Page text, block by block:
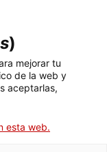
las empresas
las empresas
)
mejorar tu
de la web y
aceptarlas,
esta web.